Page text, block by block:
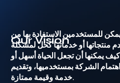
للمستخدمين الاستفادة بها من
منتجاتها أو خدماتها كحل لمشكلة
يمكنها أن تجعل الحياة أسهل أو
الشركة بمستخدميها، وتقديم
خدمة وقيمة ممتازة.
Our Vision